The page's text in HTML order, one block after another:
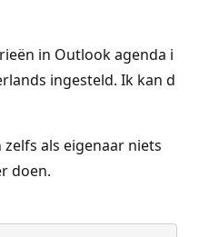
in Outlook agenda i
ingesteld. Ik kan d
als eigenaar niets
doen.